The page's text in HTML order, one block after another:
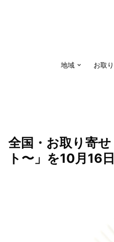
地域 お取
全国・お取り寄
ト〜」を10月16